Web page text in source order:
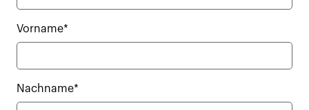
Vorname*
Nachname*